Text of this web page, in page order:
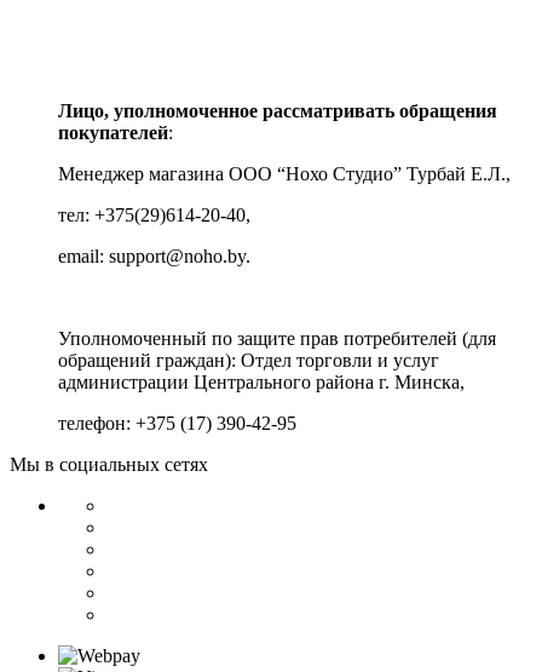
Лицо, уполномоченное рассматривать обращения
покупателей:
Менеджер магазина ООО “Нохо Студио” Турбай Е.Л.,
тел: +375(29)614-20-40,
email: support@noho.by.
Уполномоченный по защите прав потребителей (для
обращений граждан): Отдел торговли и услуг
администрации Центрального района г. Минска,
телефон: +375 (17) 390-42-95
Мы в социальных сетях